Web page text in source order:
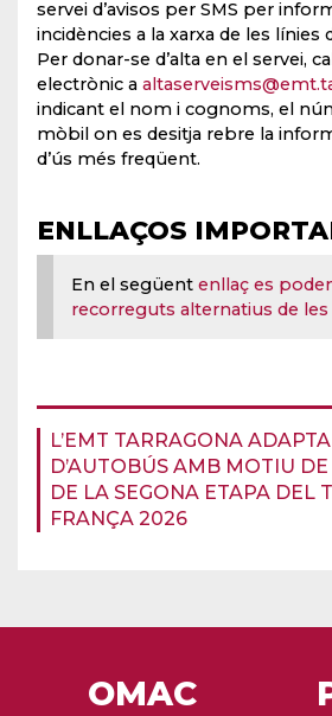
L’EMT TARRAGONA
D’AUTOBÚS AMB MOTIU
DE LA SEGONA ETAPA DEL
FRANÇA 2026
servei d’avisos per SMS per
incidències a la xarxa de les línies
Per donar-se d’alta en el servei,
electrònic a
indicant el nom i cognoms, el
mòbil on es desitja rebre la
d’ús més freqüent.
ENLLAÇOS
En el següent enllaç es
recorreguts alternatius de les
OMAC